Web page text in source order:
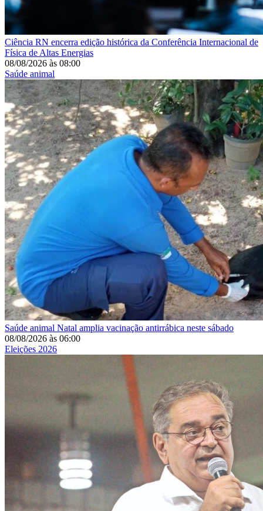
Ciência RN encerra edição histórica da Conferência Internacional de
Física de Altas Energias
08/08/2026 às 08:00
Saúde animal
Saúde animal Natal amplia vacinação antirrábica neste sábado
08/08/2026 às 06:00
Eleições 2026